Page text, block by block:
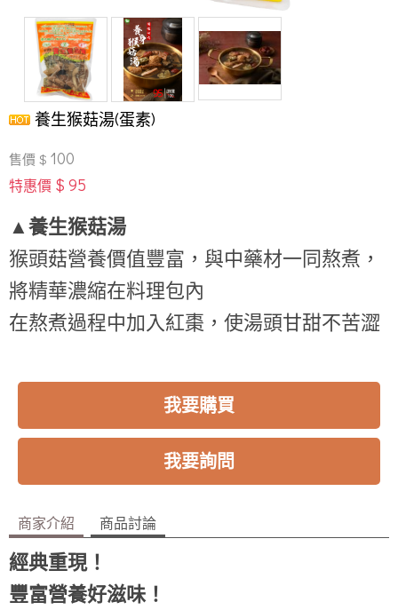
養生猴菇湯(蛋素)
售價 $ 100
特惠價 $ 95
▲養生猴菇湯
猴頭菇營養價值豐富，與中藥材一同熬煮，
將精華濃縮在料理包內
在熬煮過程中加入紅棗，使湯頭甘甜不苦澀
我要購買
我要詢問
商家介紹 商品討論
經典重現！
豐富營養好滋味！